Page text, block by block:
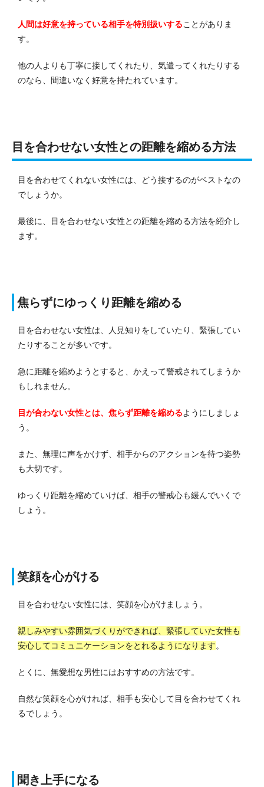
人間は好意を持っている相手を特別扱いすることがありま
す。
他の人よりも丁寧に接してくれたり、気遣ってくれたりする
のなら、間違いなく好意を持たれています。
目を合わせない女性との距離を縮める方法
目を合わせてくれない女性には、どう接するのがベストなの
でしょうか。
最後に、目を合わせない女性との距離を縮める方法を紹介し
ます。
焦らずにゆっくり距離を縮める
目を合わせない女性は、人見知りをしていたり、緊張してい
たりすることが多いです。
急に距離を縮めようとすると、かえって警戒されてしまうか
もしれません。
目が合わない女性とは、焦らず距離を縮めるようにしましょ
う。
また、無理に声をかけず、相手からのアクションを待つ姿勢
も大切です。
ゆっくり距離を縮めていけば、相手の警戒心も緩んでいくで
しょう。
笑顔を心がける
目を合わせない女性には、笑顔を心がけましょう。
親しみやすい雰囲気づくりができれば、緊張していた女性も
安心してコミュニケーションをとれるようになります。
とくに、無愛想な男性にはおすすめの方法です。
自然な笑顔を心がければ、相手も安心して目を合わせてくれ
るでしょう。
聞き上手になる